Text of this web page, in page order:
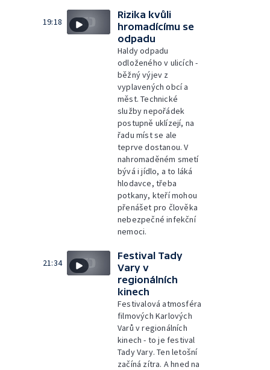
19:18
Rizika kvůli
hromadícímu se
odpadu
Haldy odpadu
odloženého v ulicích -
běžný výjev z
vyplavených obcí a
měst. Technické
služby nepořádek
postupně uklízejí, na
řadu míst se ale
teprve dostanou. V
nahromaděném smetí
bývá i jídlo, a to láká
hlodavce, třeba
potkany, kteří mohou
přenášet pro člověka
nebezpečné infekční
nemoci.
21:34
Festival Tady
Vary v
regionálních
kinech
Festivalová atmosféra
filmových Karlových
Varů v regionálních
kinech - to je festival
Tady Vary. Ten letošní
začíná zítra. A hned na